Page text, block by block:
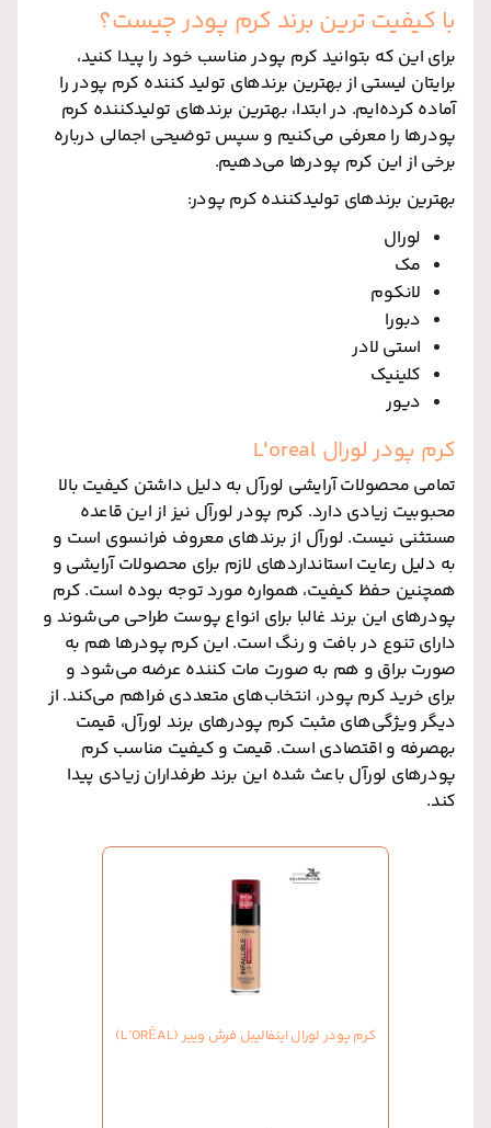
با کیفیت‌ ترین برند کرم پودر چیست؟
برای این که بتوانید کرم پودر مناسب خود را پیدا کنید،
برایتان لیستی از بهترین برندهای تولید کننده‌ کرم پودر را
آماده کرده‌ایم. در ابتدا، بهترین برندهای تولیدکننده کرم
پودرها را معرفی می‌کنیم و سپس توضیحی اجمالی درباره
برخی از این کرم پودرها می‌دهیم.
بهترین برندهای تولید‌کننده کرم پودر:
لورال
مک
لانکوم
دبورا
استی لادر
کلینیک
دیور
کرم پودر لورال L'oreal
تمامی محصولات آرایشی لورآل به دلیل داشتن کیفیت بالا
محبوبیت زیادی دارد. کرم پودر لورآل نیز از این قاعده
مستثنی نیست. لورآل از برندهای معروف فرانسوی است و
به دلیل رعایت استانداردهای لازم برای محصولات آرایشی و
همچنین حفظ کیفیت، همواره مورد توجه بوده است. کرم
پودرهای این برند غالبا برای انواع پوست طراحی می‌شوند و
دارای تنوع در بافت و رنگ است. این کرم پودرها هم به
صورت براق و هم به صورت مات کننده عرضه می‌شود و
برای خرید کرم پودر، انتخاب‌های متعددی فراهم می‌کند. از
دیگر ویژگی‌های مثبت کرم پودرهای برند لورآل، قیمت
به‎صرفه و اقتصادی است. قیمت و کیفیت مناسب کرم
پودرهای لورآل باعث شده این برند طرفداران زیادی پیدا
کند.
کرم پودر لورال اینفالیبل فرش وییر (L’ORÉAL)